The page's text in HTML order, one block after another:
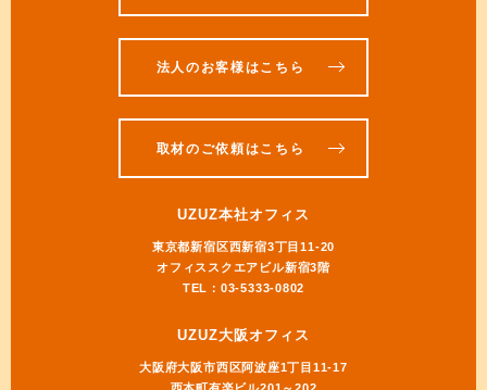
法人のお客様はこちら
取材のご依頼はこちら
UZUZ本社オフィス
東京都新宿区西新宿3丁目11-20
オフィススクエアビル新宿3階
TEL：03-5333-0802
UZUZ大阪オフィス
大阪府大阪市西区阿波座1丁目11-17